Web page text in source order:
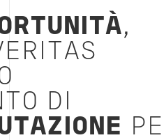
,
DI